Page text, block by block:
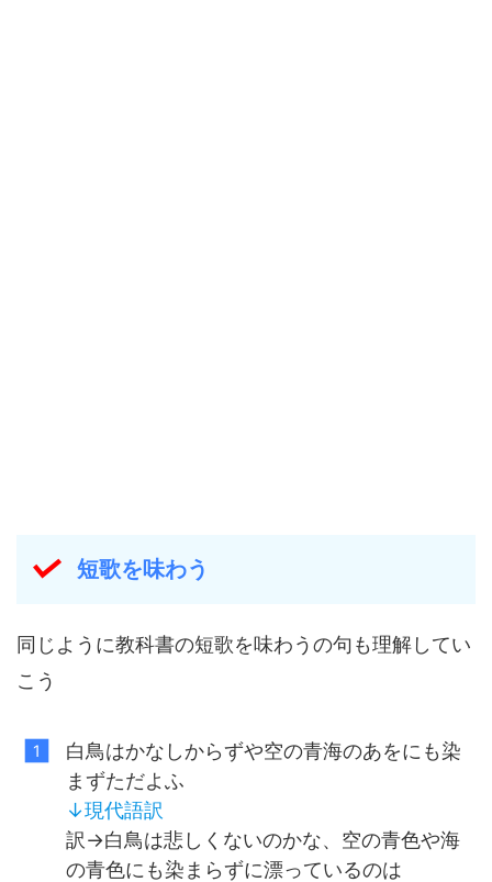
短歌を味わう
同じように教科書の短歌を味わうの句も理解してい
こう
白鳥はかなしからずや空の青海のあをにも染
まずただよふ
↓現代語訳
訳→白鳥は悲しくないのかな、空の青色や海
の青色にも染まらずに漂っているのは